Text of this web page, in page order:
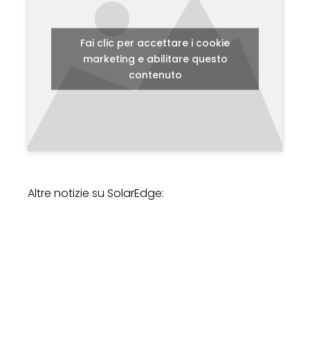
Fai clic per accettare i cookie
marketing e abilitare questo
contenuto
Altre notizie su SolarEdge: